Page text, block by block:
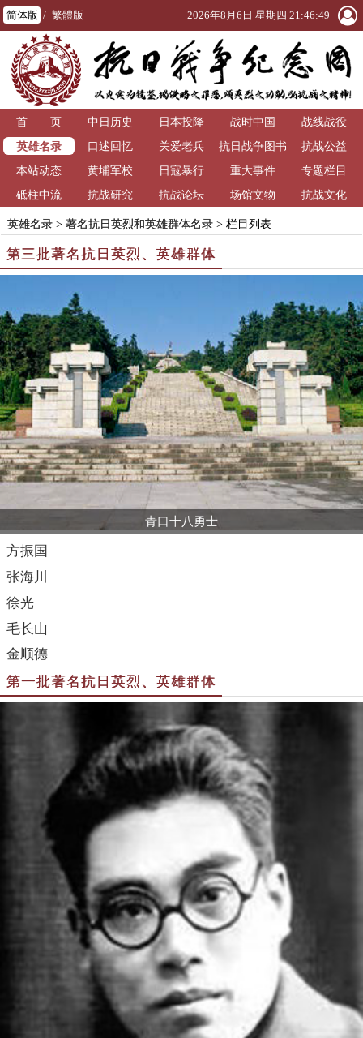
简体版 / 繁體版 2026年8月6日 星期四 21:46:50
首 页 中日历史 日本投降 战时中国
战线战役
英雄名录
口述回忆 关爱老兵
抗日战争图书
馆
抗战公益
本站动态
黄埔军校 日寇暴行 重大事件
专题栏目
砥柱中流
抗战研究 抗战论坛 场馆文物 抗战文化
英雄名录> 著名抗日英烈和英雄群体名录> 栏目列表
第三批著名抗日英烈、英雄群体
青口十八勇士
方振国
张海川
徐光
毛长山
金顺德
第一批著名抗日英烈、英雄群体